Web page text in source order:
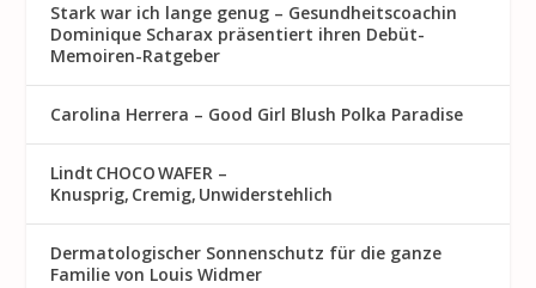
Stark war ich lange genug – Gesundheitscoachin
Dominique Scharax präsentiert ihren Debüt-
Memoiren-Ratgeber
Carolina Herrera – Good Girl Blush Polka Paradise
Lindt CHOCO WAFER –
Knusprig, Cremig, Unwiderstehlich
Dermatologischer Sonnenschutz für die ganze
Familie von Louis Widmer